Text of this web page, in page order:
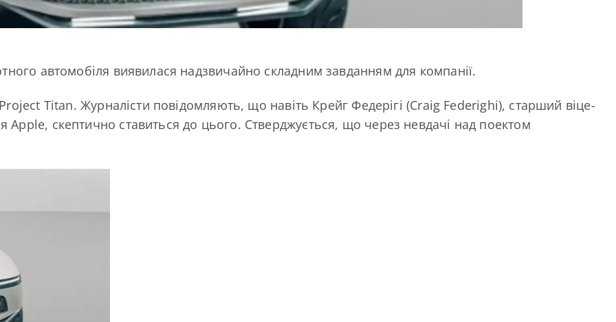
автомобіля виявилася надзвичайно складним завданням для компанії.
Titan. Журналісти повідомляють, що навіть Крейг Федерігі (Craig Federighi), старший віце-
скептично ставиться до цього. Стверджується, що через невдачі над поектом